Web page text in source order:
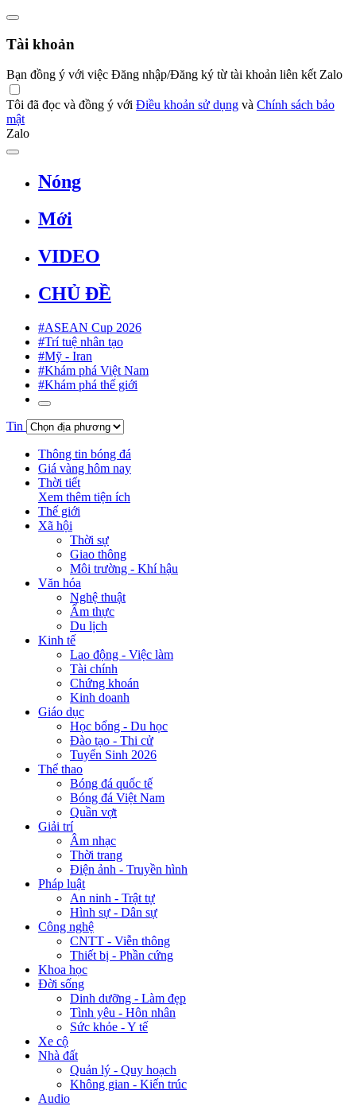
Tài khoản
Bạn đồng ý với việc Đăng nhập/Đăng ký từ tài khoản liên kết Zalo
Tôi đã đọc và đồng ý với Điều khoản sử dụng và Chính sách bảo
mật
Zalo
Nóng
Mới
VIDEO
CHỦ ĐỀ
#ASEAN Cup 2026
#Trí tuệ nhân tạo
#Mỹ - Iran
#Khám phá Việt Nam
#Khám phá thế giới
Tin
Thông tin bóng đá
Giá vàng hôm nay
Thời tiết
Xem thêm tiện ích
Thế giới
Xã hội
Thời sự
Giao thông
Môi trường - Khí hậu
Văn hóa
Nghệ thuật
Ẩm thực
Du lịch
Kinh tế
Lao động - Việc làm
Tài chính
Chứng khoán
Kinh doanh
Giáo dục
Học bổng - Du học
Đào tạo - Thi cử
Tuyển Sinh 2026
Thể thao
Bóng đá quốc tế
Bóng đá Việt Nam
Quần vợt
Giải trí
Âm nhạc
Thời trang
Điện ảnh - Truyền hình
Pháp luật
An ninh - Trật tự
Hình sự - Dân sự
Công nghệ
CNTT - Viễn thông
Thiết bị - Phần cứng
Khoa học
Đời sống
Dinh dưỡng - Làm đẹp
Tình yêu - Hôn nhân
Sức khỏe - Y tế
Xe cộ
Nhà đất
Quản lý - Quy hoạch
Không gian - Kiến trúc
Audio